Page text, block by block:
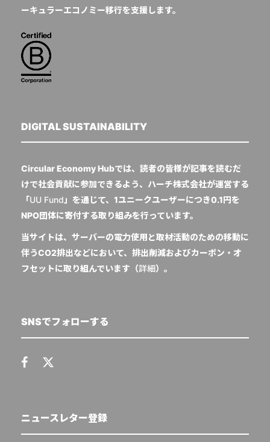
ーキュラーエコノミー移行を支援します。
DIGITAL SUSTAINABILITY
Circular Economy Hubでは、読者の皆様が記事を読むだ
けで社会貢献に参加できるよう、ハーチ株式会社が運営する
「UU Fund 」を通じて、1ユニークユーザーにつき0.1円を
NPO団体に寄付する取り組みを行っています。
当サイトは、サーバーの電力使用と取材活動のための移動に
伴うCO2排出などにおいて、排出削減およびカーボン・オ
フセットに取り組んでいます（詳細）。
SNSでフォローする
ニュースレター登録